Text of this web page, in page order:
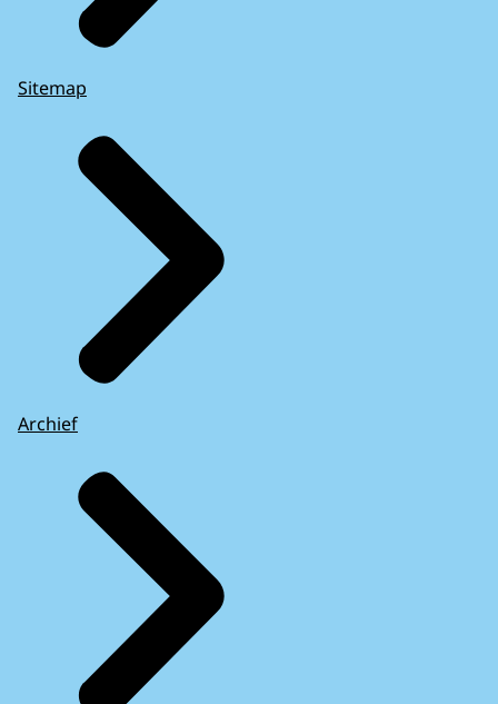
Sitemap
Archief